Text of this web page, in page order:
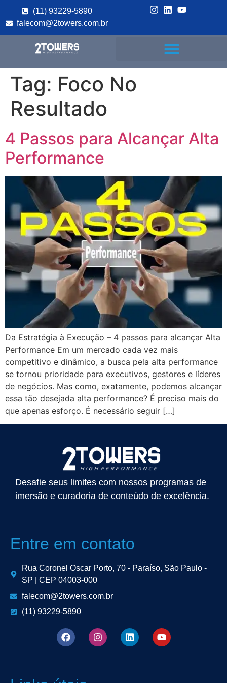
(11) 93229-5890
falecom@2towers.com.br
Tag: Foco No
Resultado
4 Passos para Alcançar Alta
Performance
Da Estratégia à Execução – 4 passos para alcançar Alta
Performance Em um mercado cada vez mais
competitivo e dinâmico, a busca pela alta performance
se tornou prioridade para executivos, gestores e líderes
de negócios. Mas como, exatamente, podemos alcançar
essa tão desejada alta performance? É preciso mais do
que apenas esforço. É necessário seguir […]
Desafie seus limites com nossos programas de
imersão e curadoria de conteúdo de excelência.
Entre em contato
Rua Coronel Oscar Porto, 70 - Paraíso, São Paulo -
SP | CEP 04003-000
falecom@2towers.com.br
(11) 93229-5890